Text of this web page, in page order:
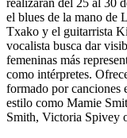
realizarán del 25 al 30
el blues de la mano de
Txako y el guitarrista
vocalista busca dar
femeninas más
como intérpretes.
formado por canciones
estilo como Mamie
Smith, Victoria Spivey